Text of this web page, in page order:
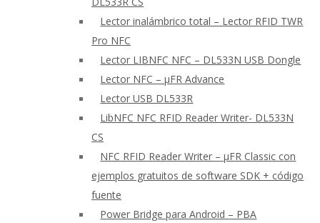
Lector inalámbrico total – Lector RFID TWR
Pro NFC
Lector LIBNFC NFC – DL533N USB Dongle
Lector NFC – μFR Advance
Lector USB DL533R
LibNFC NFC RFID Reader Writer- DL533N
CS
NFC RFID Reader Writer – μFR Classic con
ejemplos gratuitos de software SDK + código
fuente
Power Bridge para Android – PBA